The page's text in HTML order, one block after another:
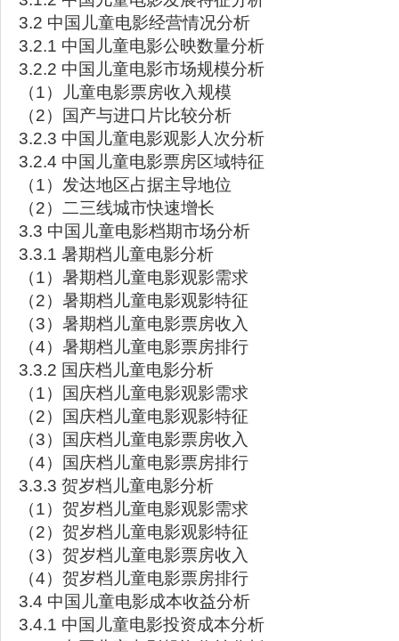
3.2 中国儿童电影经营情况分析
3.2.1 中国儿童电影公映数量分析
3.2.2 中国儿童电影市场规模分析
（1）儿童电影票房收入规模
（2）国产与进口片比较分析
3.2.3 中国儿童电影观影人次分析
3.2.4 中国儿童电影票房区域特征
（1）发达地区占据主导地位
（2）二三线城市快速增长
3.3 中国儿童电影档期市场分析
3.3.1 暑期档儿童电影分析
（1）暑期档儿童电影观影需求
（2）暑期档儿童电影观影特征
（3）暑期档儿童电影票房收入
（4）暑期档儿童电影票房排行
3.3.2 国庆档儿童电影分析
（1）国庆档儿童电影观影需求
（2）国庆档儿童电影观影特征
（3）国庆档儿童电影票房收入
（4）国庆档儿童电影票房排行
3.3.3 贺岁档儿童电影分析
（1）贺岁档儿童电影观影需求
（2）贺岁档儿童电影观影特征
（3）贺岁档儿童电影票房收入
（4）贺岁档儿童电影票房排行
3.4 中国儿童电影成本收益分析
3.4.1 中国儿童电影投资成本分析